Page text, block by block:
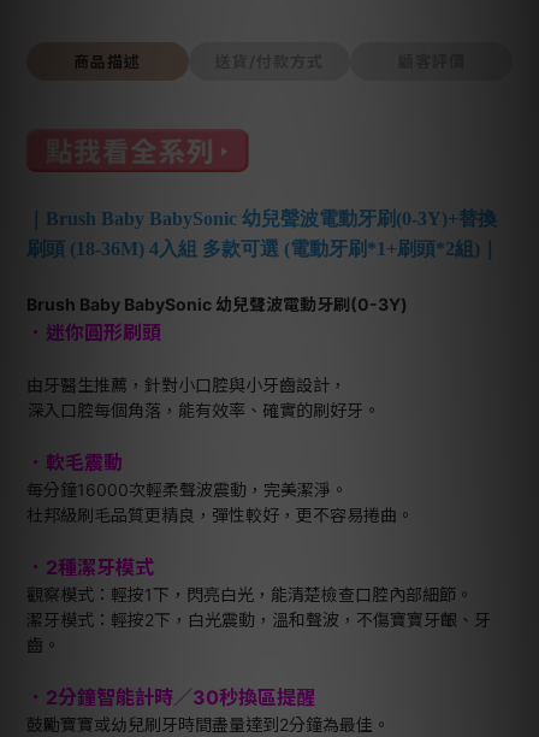
商品描述
｜Brush Baby BabySonic 幼兒聲波電動牙刷(0-3Y)+替換
刷頭 (18-36M) 4入組 多款可選 (電動牙刷*1+刷頭*2組)｜
Brush Baby BabySonic 幼兒聲波電動牙刷(0-3Y)
．迷你圓形刷頭
由牙醫生推薦，針對小口腔與小牙齒設計，
深入口腔每個角落，能有效率、確實的刷好牙。
．軟毛震動
每分鐘16000次輕柔聲波震動，完美潔淨。
杜邦級刷毛品質更精良，彈性較好，更不容易捲曲。
．2種潔牙模式
觀察模式：輕按1下，閃亮白光，能清楚檢查口腔內部細節。
潔牙模式：輕按2下，白光震動，溫和聲波，不傷寶寶牙齦、牙
齒。
．2分鐘智能計時／30秒換區提醒
鼓勵寶寶或幼兒刷牙時間盡量達到2分鐘為最佳。